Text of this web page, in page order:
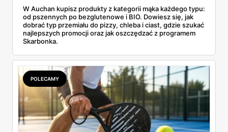
W Auchan kupisz produkty z kategorii mąka każdego typu:
od pszennych po bezglutenowe i BIO. Dowiesz się, jak
dobrać typ przemiału do pizzy, chleba i ciast, gdzie szukać
najlepszych promocji oraz jak oszczędzać z programem
Skarbonka.
POLECAMY